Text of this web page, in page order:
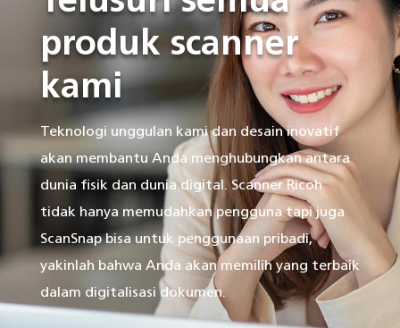
produk scanner
kami
Teknologi unggulan kami dan desain inovatif
akan membantu Anda menghubungkan antara
dunia fisik dan dunia digital. Scanner Ricoh
tidak hanya memudahkan pengguna tapi juga
ScanSnap bisa untuk penggunaan pribadi,
yakinlah bahwa Anda akan memilih yang terbaik
dalam digitalisasi dokumen.